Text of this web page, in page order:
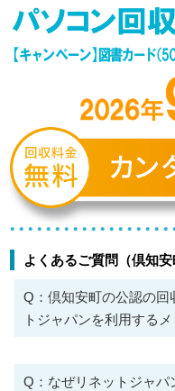
よくあるご質問（倶知安
Q：倶知安町の公認の回
トジャパンを利用する
Q：なぜリネットジャ